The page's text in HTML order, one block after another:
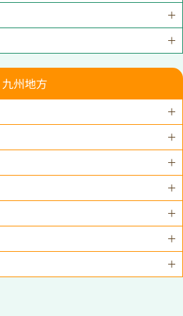
九州地方